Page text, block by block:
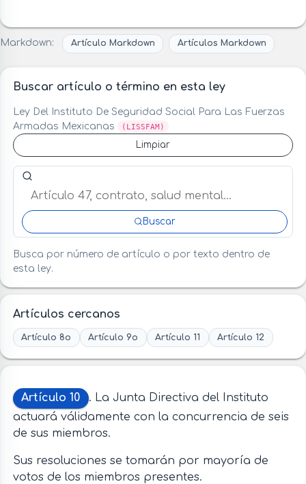
Markdown: Artículo Markdown Artículos Markdown
Buscar artículo o término en esta ley
Ley Del Instituto De Seguridad Social Para Las Fuerzas
Armadas Mexicanas
(LISSFAM)
Limpiar
Buscar artículo o término en esta ley
Buscar
Busca por número de artículo o por texto dentro de
esta ley.
Artículos cercanos
Artículo 8o Artículo 9o Artículo 11 Artículo 12
Artículo 10
. La Junta Directiva del Instituto
actuará válidamente con la concurrencia de seis
de sus miembros.
Sus resoluciones se tomarán por mayoría de
votos de los miembros presentes.